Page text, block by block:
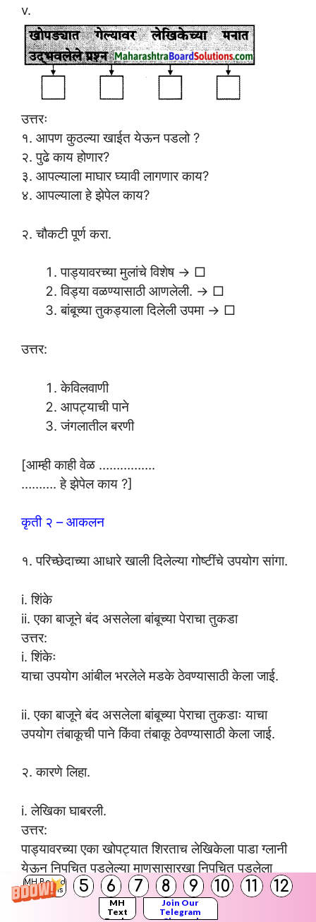
MH Board
Solutions
5 6 7 8 9 10 11 12
MH
Text
Join Our
Telegram
v.
उत्तरः
१. आपण कुठल्या खाईत येऊन पडलो ?
२. पुढे काय होणार?
३. आपल्याला माघार घ्यावी लागणार काय?
४. आपल्याला हे झेपेल काय?
२. चौकटी पूर्ण करा.
पाड्यावरच्या मुलांचे विशेष → □
विड्या वळण्यासाठी आणलेली. → □
बांबूच्या तुकड्याला दिलेली उपमा → □
उत्तर:
केविलवाणी
आपट्याची पाने
जंगलातील बरणी
[आम्ही काही वेळ …………….
………. हे झेपेल काय ?]
कृती २ – आकलन
१. परिच्छेदाच्या आधारे खाली दिलेल्या गोष्टींचे उपयोग सांगा.
i. शिंके
ii. एका बाजूने बंद असलेला बांबूच्या पेराचा तुकडा
उत्तर:
i. शिंकेः
याचा उपयोग आंबील भरलेले मडके ठेवण्यासाठी केला जाई.
ii. एका बाजूने बंद असलेला बांबूच्या पेराचा तुकडाः याचा
उपयोग तंबाकूची पाने किंवा तंबाकू ठेवण्यासाठी केला जाई.
२. कारणे लिहा.
i. लेखिका घाबरली.
उत्तर:
पाड्यावरच्या एका खोपट्यात शिरताच लेखिकेला पाडा ग्लानी
येऊन निपचित पडलेल्या माणसासारखा निपचित पडलेला
वाटला. त्या खोपट्याची कळा, तेथे नांदणारे अठराविश्वे
दारिद्र्य, तेथील भयाण, भकास वातावरण पाहून लेखिका